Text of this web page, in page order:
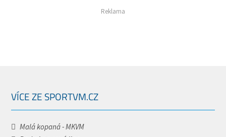
Reklama
VÍCE ZE SPORTVM.CZ
Malá kopaná - MKVM